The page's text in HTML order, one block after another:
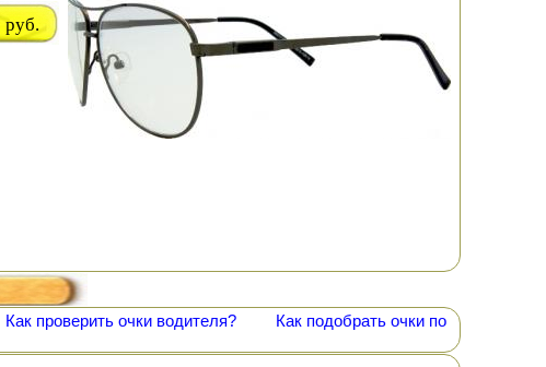
руб.
Как проверить очки водителя?
Как подобрать очки по